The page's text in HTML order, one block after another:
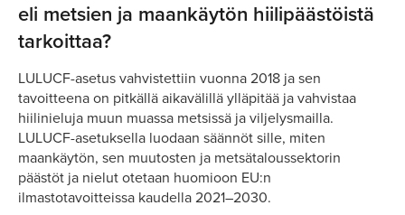
eli metsien ja maankäytön hiilipäästöistä
tarkoittaa?
LULUCF-asetus vahvistettiin vuonna 2018 ja sen
tavoitteena on pitkällä aikavälillä ylläpitää ja vahvistaa
hiilinieluja muun muassa metsissä ja viljelysmailla.
LULUCF-asetuksella luodaan säännöt sille, miten
maankäytön, sen muutosten ja metsätaloussektorin
päästöt ja nielut otetaan huomioon EU:n
ilmastotavoitteissa kaudella 2021–2030.